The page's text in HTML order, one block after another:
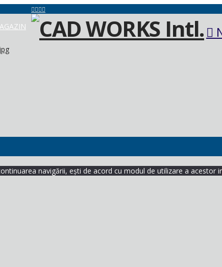
navigării, ești de acord cu modul de utilizare a acestor